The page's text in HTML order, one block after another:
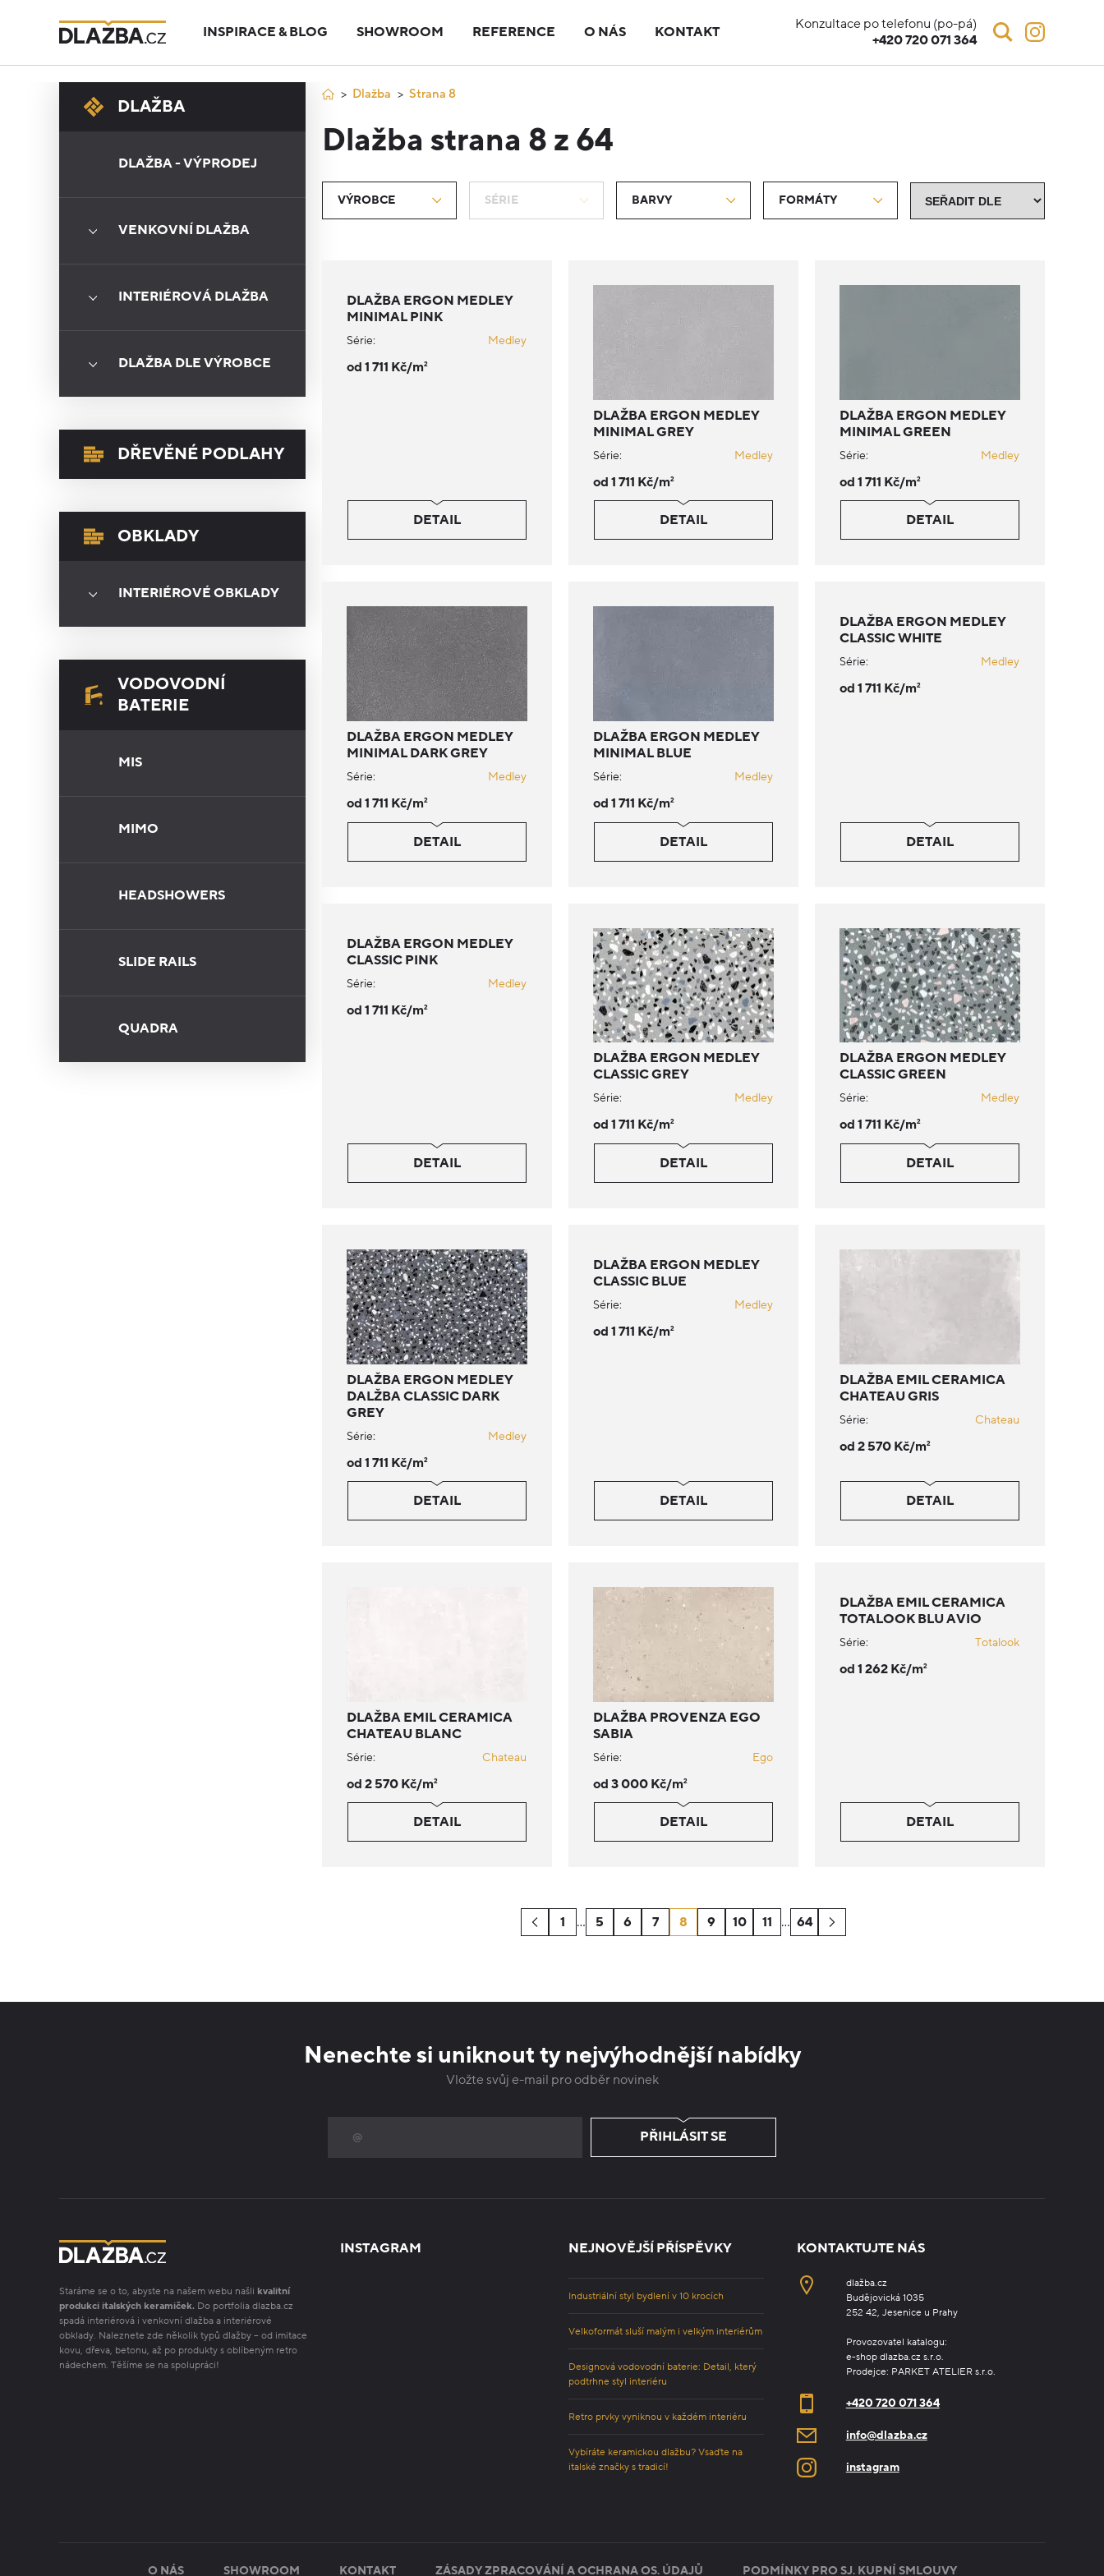
INSPIRACE & BLOG SHOWROOM REFERENCE O NÁS KONTAKT
Konzultace po telefonu (po-pá)
+420 720 071 364
DLAŽBA
DLAŽBA - VÝPRODEJ
VENKOVNÍ DLAŽBA
INTERIÉROVÁ DLAŽBA
DLAŽBA DLE VÝROBCE
DŘEVĚNÉ PODLAHY
OBKLADY
INTERIÉROVÉ OBKLADY
VODOVODNÍ
BATERIE
MIS
MIMO
HEADSHOWERS
SLIDE RAILS
QUADRA
Dlažba Strana 8
Dlažba strana 8 z 64
VÝROBCE SÉRIE BARVY FORMÁTY
DLAŽBA ERGON MEDLEY
MINIMAL PINK
Série: Medley
od 1 711 Kč/m2
DETAIL
DLAŽBA ERGON MEDLEY
MINIMAL GREY
Série: Medley
od 1 711 Kč/m2
DETAIL
DLAŽBA ERGON MEDLEY
MINIMAL GREEN
Série: Medley
od 1 711 Kč/m2
DETAIL
DLAŽBA ERGON MEDLEY
MINIMAL DARK GREY
Série: Medley
od 1 711 Kč/m2
DETAIL
DLAŽBA ERGON MEDLEY
MINIMAL BLUE
Série: Medley
od 1 711 Kč/m2
DETAIL
DLAŽBA ERGON MEDLEY
CLASSIC WHITE
Série: Medley
od 1 711 Kč/m2
DETAIL
DLAŽBA ERGON MEDLEY
CLASSIC PINK
Série: Medley
od 1 711 Kč/m2
DETAIL
DLAŽBA ERGON MEDLEY
CLASSIC GREY
Série: Medley
od 1 711 Kč/m2
DETAIL
DLAŽBA ERGON MEDLEY
CLASSIC GREEN
Série: Medley
od 1 711 Kč/m2
DETAIL
DLAŽBA ERGON MEDLEY
DALŽBA CLASSIC DARK
GREY
Série: Medley
od 1 711 Kč/m2
DETAIL
DLAŽBA ERGON MEDLEY
CLASSIC BLUE
Série: Medley
od 1 711 Kč/m2
DETAIL
DLAŽBA EMIL CERAMICA
CHATEAU GRIS
Série: Chateau
od 2 570 Kč/m2
DETAIL
DLAŽBA EMIL CERAMICA
CHATEAU BLANC
Série: Chateau
od 2 570 Kč/m2
DETAIL
DLAŽBA PROVENZA EGO
SABIA
Série: Ego
od 3 000 Kč/m2
DETAIL
DLAŽBA EMIL CERAMICA
TOTALOOK BLU AVIO
Série: Totalook
od 1 262 Kč/m2
DETAIL
1 … 5 6 7 8 9 10 11 … 64
Nenechte si uniknout ty nejvýhodnější nabídky
Vložte svůj e-mail pro odběr novinek
PŘIHLÁSIT SE
Staráme se o to, abyste na našem webu našli kvalitní
produkci italských keramiček. Do portfolia dlazba.cz
spadá interiérová i venkovní dlažba a interiérové
obklady. Naleznete zde několik typů dlažby – od imitace
kovu, dřeva, betonu, až po produkty s oblíbeným retro
nádechem. Těšíme se na spolupráci!
INSTAGRAM NEJNOVĚJŠÍ PŘÍSPĚVKY
Industriální styl bydlení v 10 krocích
Velkoformát sluší malým i velkým interiérům
Designová vodovodní baterie: Detail, který
podtrhne styl interiéru
Retro prvky vyniknou v každém interiéru
Vybíráte keramickou dlažbu? Vsaďte na
italské značky s tradicí!
KONTAKTUJTE NÁS
dlažba.cz
Budějovická 1035
252 42, Jesenice u Prahy
Provozovatel katalogu:
e-shop dlazba.cz s.r.o.
Prodejce: PARKET ATELIER s.r.o.
+420 720 071 364
info@dlazba.cz
instagram
O NÁS SHOWROOM KONTAKT ZÁSADY ZPRACOVÁNÍ A OCHRANA OS. ÚDAJŮ PODMÍNKY PRO SJ. KUPNÍ SMLOUVY